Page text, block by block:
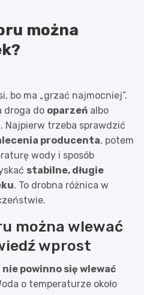
można
bo ma „grzać najmocniej”.
droga do oparzeń albo
Najpierw trzeba sprawdzić
producenta, potem
wody i sposób
stabilne, długie
. To drobna różnica w
można wlewać
wprost
nie powinno się wlewać
o temperaturze około